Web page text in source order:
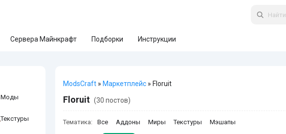
Сервера Майнкрафт Подборки Инструкции
Моды
Текстуры
ModsCraft » Маркетплейс » Floruit
Floruit (30 постов)
Тематика: Все Аддоны Миры Текстуры Мэшапы